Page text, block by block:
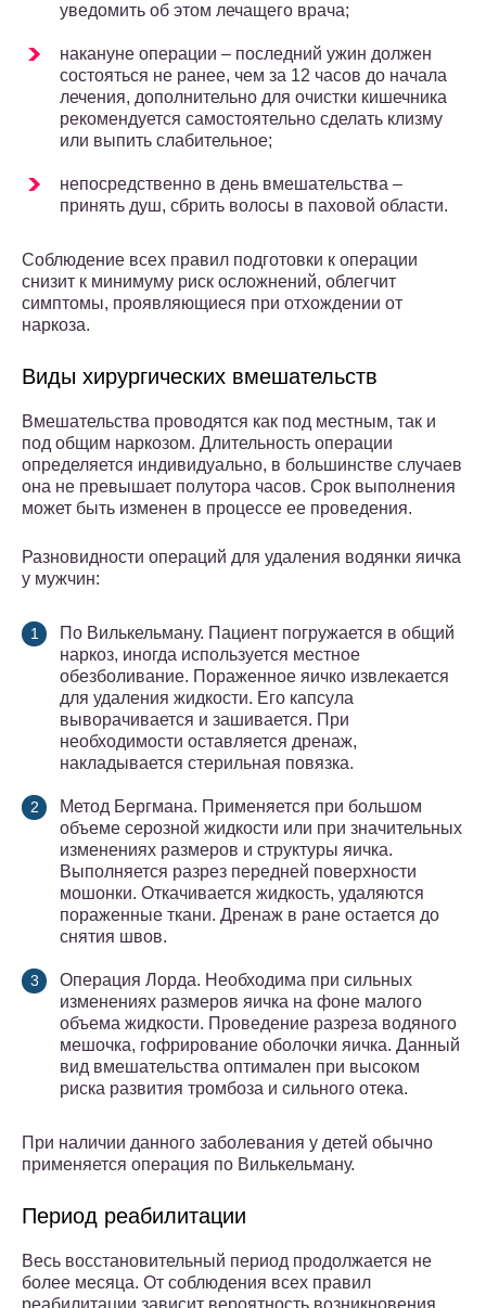
уведомить об этом лечащего врача;
накануне операции – последний ужин должен
состояться не ранее, чем за 12 часов до начала
лечения, дополнительно для очистки кишечника
рекомендуется самостоятельно сделать клизму
или выпить слабительное;
непосредственно в день вмешательства –
принять душ, сбрить волосы в паховой области.
Соблюдение всех правил подготовки к операции
снизит к минимуму риск осложнений, облегчит
симптомы, проявляющиеся при отхождении от
наркоза.
Виды хирургических вмешательств
Вмешательства проводятся как под местным, так и
под общим наркозом. Длительность операции
определяется индивидуально, в большинстве случаев
она не превышает полутора часов. Срок выполнения
может быть изменен в процессе ее проведения.
Разновидности операций для удаления водянки яичка
у мужчин:
По Вилькельману. Пациент погружается в общий
наркоз, иногда используется местное
обезболивание. Пораженное яичко извлекается
для удаления жидкости. Его капсула
выворачивается и зашивается. При
необходимости оставляется дренаж,
накладывается стерильная повязка.
Метод Бергмана. Применяется при большом
объеме серозной жидкости или при значительных
изменениях размеров и структуры яичка.
Выполняется разрез передней поверхности
мошонки. Откачивается жидкость, удаляются
пораженные ткани. Дренаж в ране остается до
снятия швов.
Операция Лорда. Необходима при сильных
изменениях размеров яичка на фоне малого
объема жидкости. Проведение разреза водяного
мешочка, гофрирование оболочки яичка. Данный
вид вмешательства оптимален при высоком
риска развития тромбоза и сильного отека.
При наличии данного заболевания у детей обычно
применяется операция по Вилькельману.
Период реабилитации
Весь восстановительный период продолжается не
более месяца. От соблюдения всех правил